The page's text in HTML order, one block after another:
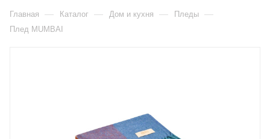
Главная — Каталог — Дом и кухня — Пледы —
Плед MUMBAI